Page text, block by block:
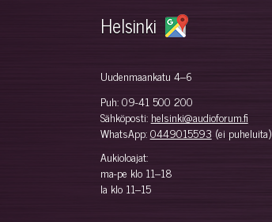
Helsinki
Uudenmaankatu 4–6
Puh:09-41 500 200
Sähköposti: helsinki@audioforum.fi
WhatsApp:0449015593 (ei puheluita)
Aukioloajat:
ma-pe klo 11–18
la klo 11–15